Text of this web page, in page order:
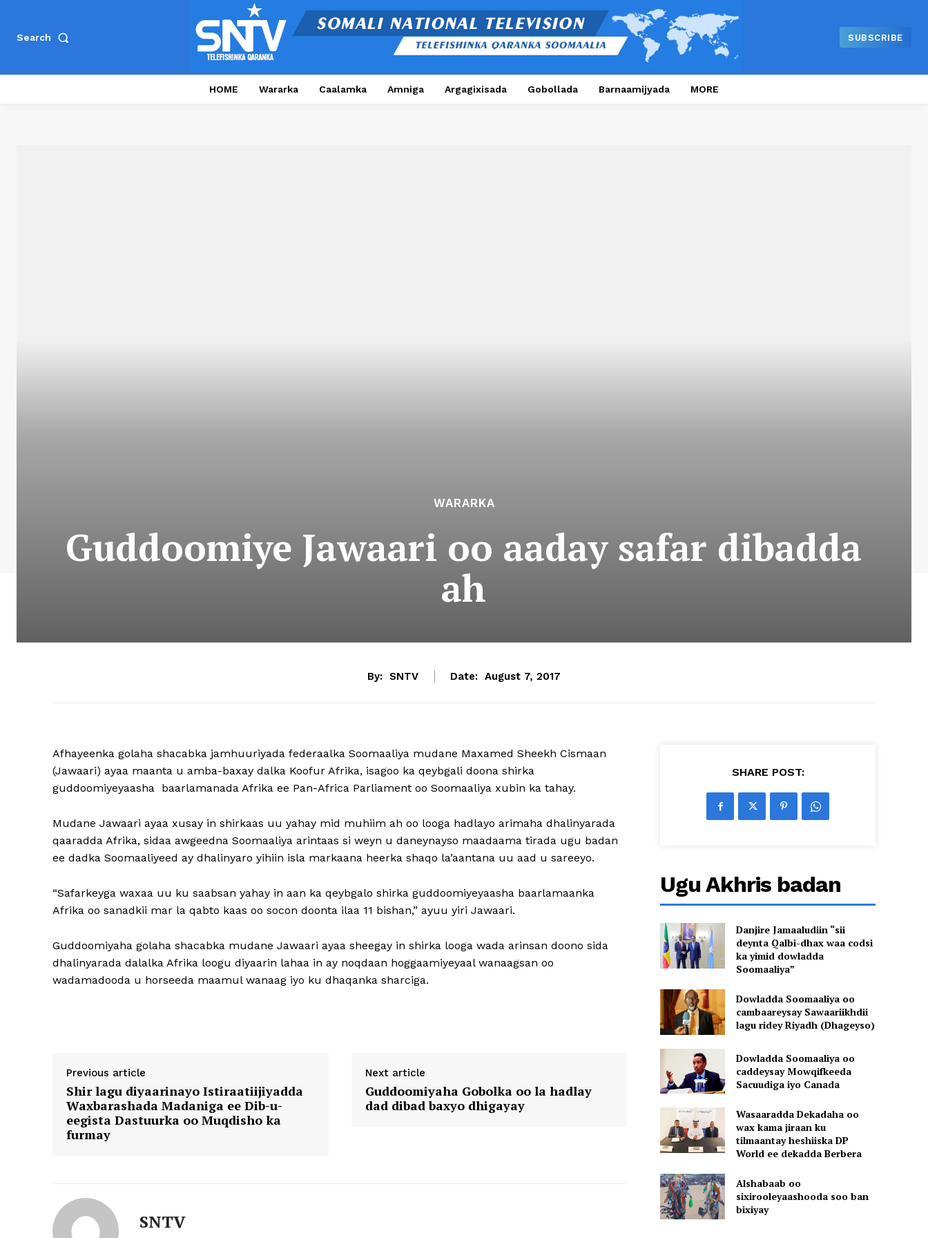
Search SUBSCRIBE
HOME Wararka Caalamka Amniga Argagixisada Gobollada Barnaamijyada MORE
WARARKA
Guddoomiye Jawaari oo aaday safar dibadda
ah
By: SNTV Date: August 7, 2017
Afhayeenka golaha shacabka jamhuuriyada federaalka Soomaaliya mudane Maxamed Sheekh Cismaan
(Jawaari) ayaa maanta u amba-baxay dalka Koofur Afrika, isagoo ka qeybgali doona shirka
guddoomiyeyaasha baarlamanada Afrika ee Pan-Africa Parliament oo Soomaaliya xubin ka tahay.
Mudane Jawaari ayaa xusay in shirkaas uu yahay mid muhiim ah oo looga hadlayo arimaha dhalinyarada
qaaradda Afrika, sidaa awgeedna Soomaaliya arintaas si weyn u daneynayso maadaama tirada ugu badan
ee dadka Soomaaliyeed ay dhalinyaro yihiin isla markaana heerka shaqo la’aantana uu aad u sareeyo.
“Safarkeyga waxaa uu ku saabsan yahay in aan ka qeybgalo shirka guddoomiyeyaasha baarlamaanka
Afrika oo sanadkii mar la qabto kaas oo socon doonta ilaa 11 bishan,” ayuu yiri Jawaari.
Guddoomiyaha golaha shacabka mudane Jawaari ayaa sheegay in shirka looga wada arinsan doono sida
dhalinyarada dalalka Afrika loogu diyaarin lahaa in ay noqdaan hoggaamiyeyaal wanaagsan oo
wadamadooda u horseeda maamul wanaag iyo ku dhaqanka sharciga.
Previous article
Shir lagu diyaarinayo Istiraatiijiyadda
Waxbarashada Madaniga ee Dib-u-
eegista Dastuurka oo Muqdisho ka
furmay
Next article
Guddoomiyaha Gobolka oo la hadlay
dad dibad baxyo dhigayay
SNTV
SHARE POST:
Ugu Akhris badan
Danjire Jamaaludiin “sii
deynta Qalbi-dhax waa codsi
ka yimid dowladda
Soomaaliya”
Dowladda Soomaaliya oo
cambaareysay Sawaariikhdii
lagu ridey Riyadh (Dhageyso)
Dowladda Soomaaliya oo
caddeysay Mowqifkeeda
Sacuudiga iyo Canada
Wasaaradda Dekadaha oo
wax kama jiraan ku
tilmaantay heshiiska DP
World ee dekadda Berbera
Alshabaab oo
sixirooleyaashooda soo ban
bixiyay